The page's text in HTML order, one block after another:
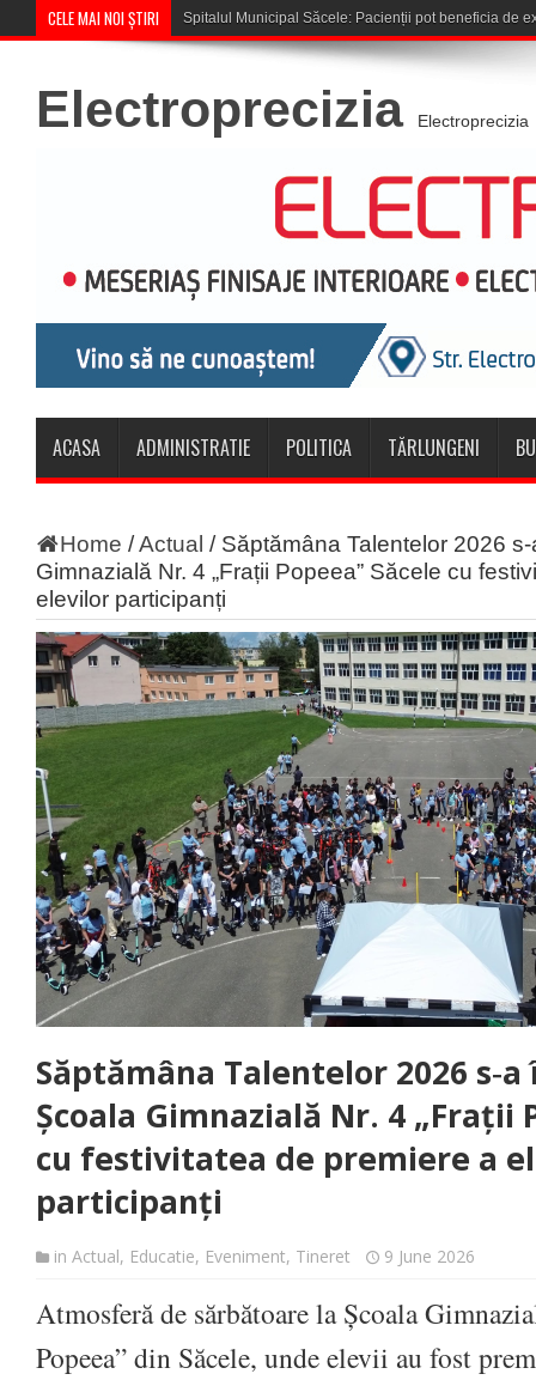
CELE MAI NOI ȘTIRI Cupa României: CSM
Electroprecizia Electroprecizia
ACASA ADMINISTRATIE POLITICA TĂRLUNGENI
Home /Actual / Săptămâna Talentelor 2026
Gimnazială Nr. 4 „Frații Popeea” Săcele cu
elevilor participanți
Săptămâna Talentelor 2026
Școala Gimnazială Nr. 4 „Frații
cu festivitatea de premiere a
participanți
in Actual, Educatie, Eveniment, Tineret 9 June 2026
Atmosferă de sărbătoare la Școala
Popeea” din Săcele, unde elevii au fost